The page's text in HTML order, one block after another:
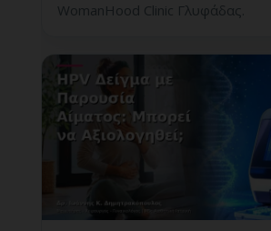
WomanHood Clinic Γλυφάδας.